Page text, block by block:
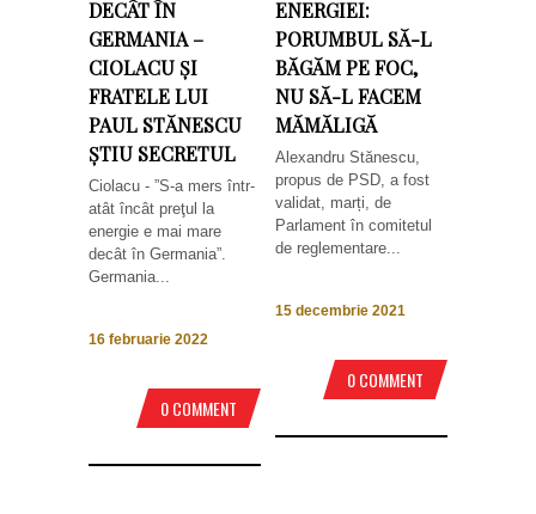
DECÂT ÎN
GERMANIA –
CIOLACU ȘI
FRATELE LUI
PAUL STĂNESCU
ȘTIU SECRETUL
Ciolacu - ”S-a mers într-
atât încât preţul la
energie e mai mare
decât în Germania”.
Germania...
16 februarie 2022
0 COMMENT
ENERGIEI:
PORUMBUL SĂ-L
BĂGĂM PE FOC,
NU SĂ-L FACEM
MĂMĂLIGĂ
Alexandru Stănescu,
propus de PSD, a fost
validat, marți, de
Parlament în comitetul
de reglementare...
15 decembrie 2021
0 COMMENT